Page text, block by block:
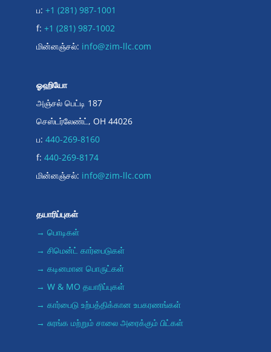
ப: +1 (281) 987-1001
f: +1 (281) 987-1002
மின்னஞ்சல்: info@zim-llc.com
ஓஹியோ
அஞ்சல் பெட்டி 187
செஸ்டர்லேண்ட், OH 44026
ப: 440-269-8160
f: 440-269-8174
மின்னஞ்சல்: info@zim-llc.com
தயாரிப்புகள்
→ பொடிகள்
→ சிமென்ட் கார்பைடுகள்
→ கடினமான பொருட்கள்
→ W & MO தயாரிப்புகள்
→ கார்பைடு உற்பத்திக்கான உபகரணங்கள்
→ சுரங்க மற்றும் சாலை அரைக்கும் பிட்கள்